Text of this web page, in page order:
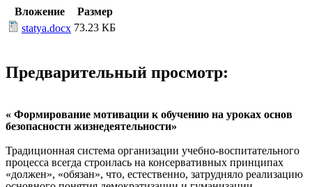
Вложение
Размер
statya.docx 73.23 КБ
Предварительный просмотр:
« Формирование мотивации к обучению на уроках основ
безопасности жизнедеятельности»
Традиционная система организации учебно-воспитательного
процесса всегда строилась на консервативных принципах
«должен», «обязан», что, естественно, затрудняло реализацию